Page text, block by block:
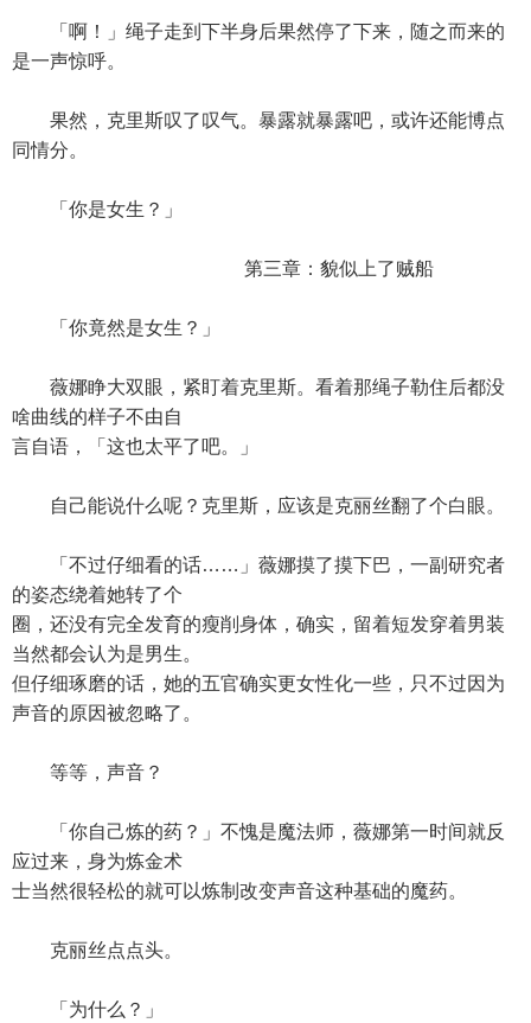
「啊！」绳子走到下半身后果然停了下来，随之而来的
是一声惊呼。
果然，克里斯叹了叹气。暴露就暴露吧，或许还能博点
同情分。
「你是女生？」
第三章：貌似上了贼船
「你竟然是女生？」
薇娜睁大双眼，紧盯着克里斯。看着那绳子勒住后都没
啥曲线的样子不由自
言自语，「这也太平了吧。」
自己能说什么呢？克里斯，应该是克丽丝翻了个白眼。
「不过仔细看的话……」薇娜摸了摸下巴，一副研究者
的姿态绕着她转了个
圈，还没有完全发育的瘦削身体，确实，留着短发穿着男装
当然都会认为是男生。
但仔细琢磨的话，她的五官确实更女性化一些，只不过因为
声音的原因被忽略了。
等等，声音？
「你自己炼的药？」不愧是魔法师，薇娜第一时间就反
应过来，身为炼金术
士当然很轻松的就可以炼制改变声音这种基础的魔药。
克丽丝点点头。
「为什么？」